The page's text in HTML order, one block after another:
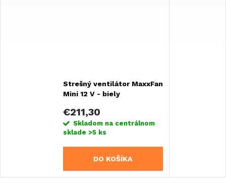
Strešný ventilátor MaxxFan
Mini 12 V - biely
€211,30
Skladom na centrálnom
sklade >5 ks
DO KOŠÍKA